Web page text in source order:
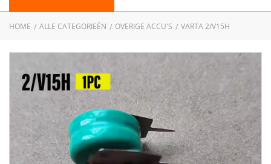
HOME ALLE CATEGORIEËN OVERIGE ACCU'S VARTA 2/V15H